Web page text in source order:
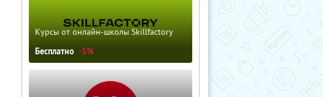
Курсы от онлайн-школы Skillfactory
Бесплатно -5%